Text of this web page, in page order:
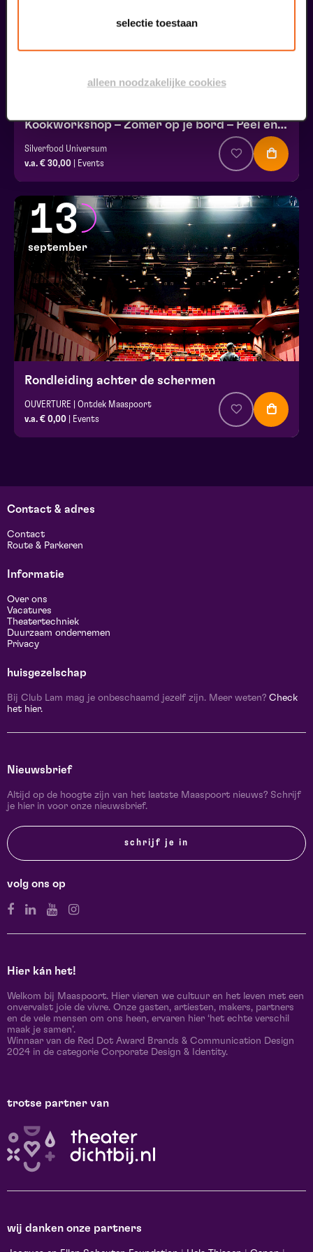
selectie toestaan
alleen noodzakelijke cookies
Kookworkshop – Zomer op je bord – Peel en Maas
Silverfood Universum
v.a. € 30,00 | Events
13
september
Rondleiding achter de schermen
OUVERTURE | Ontdek Maaspoort
v.a. € 0,00 | Events
Contact & adres
Contact
Route & Parkeren
Informatie
Over ons
Vacatures
Theatertechniek
Duurzaam ondernemen
Privacy
huisgezelschap
Bij Club Lam mag je onbeschaamd jezelf zijn. Meer weten? Check
het hier.
Nieuwsbrief
Altijd op de hoogte zijn van het laatste Maaspoort nieuws? Schrijf
je hier in voor onze nieuwsbrief.
schrijf je in
volg ons op
Hier kán het!
Welkom bij Maaspoort. Hier vieren we cultuur en het leven met een
onvervalst joie de vivre. Onze gasten, artiesten, makers, partners
en de vele mensen om ons heen, ervaren hier ‘het echte verschil
maak je samen’.
Winnaar van de Red Dot Award Brands & Communication Design
2024 in de categorie Corporate Design & Identity.
trotse partner van
wij danken onze partners